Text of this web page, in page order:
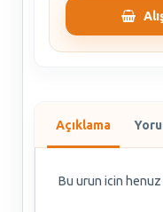
Açıklama
Bu urun icin